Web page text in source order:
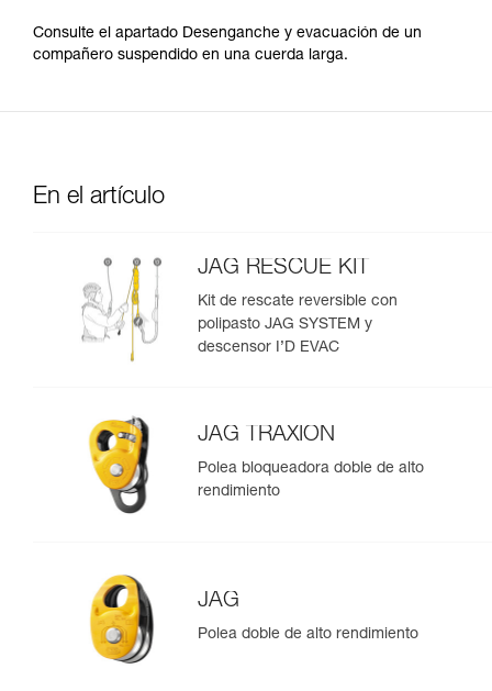
Consulte el apartado Desenganche y evacuación de un
compañero suspendido en una cuerda larga.
En el artículo
JAG RESCUE KIT
Kit de rescate reversible con
polipasto JAG SYSTEM y
descensor I’D EVAC
JAG TRAXION
Polea bloqueadora doble de alto
rendimiento
JAG
Polea doble de alto rendimiento